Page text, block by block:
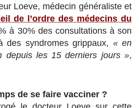
Loeve, médecin généraliste et
de l’ordre des médecins du
à 30% des consultations à son
des syndromes grippaux, « en
depuis les 15 derniers jours »,
de se faire vacciner ?